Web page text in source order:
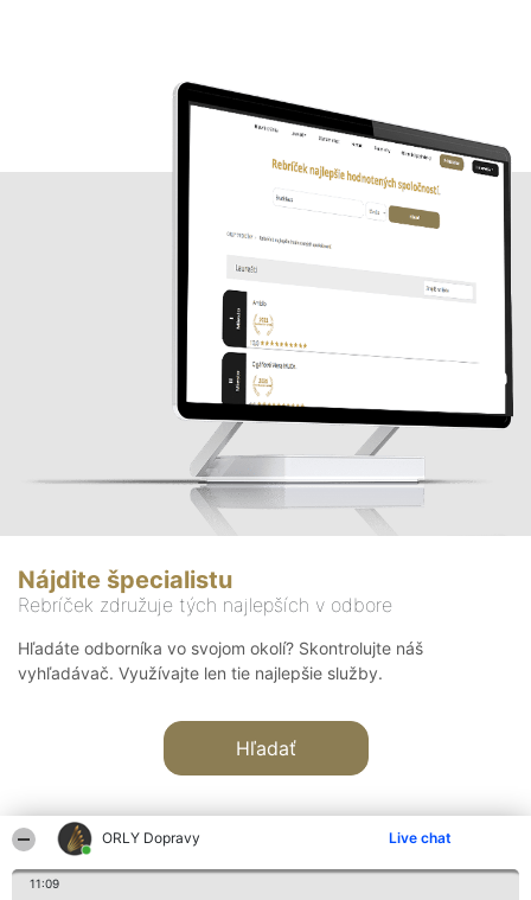
ORLY Dopravy Live chat
11:09
Nájdite špecialistu
Rebríček združuje tých najlepších v odbore
Hľadáte odborníka vo svojom okolí? Skontrolujte náš
vyhľadávač. Využívajte len tie najlepšie služby.
Hľadať